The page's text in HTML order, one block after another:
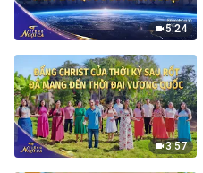
5:24
3:57